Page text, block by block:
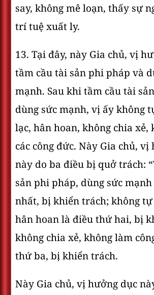
say, không mê loạn, thấy sự
trí tuệ xuất ly.
13. Tại đây, này Gia chủ, vị
tầm cầu tài sản phi pháp và
mạnh. Sau khi tầm cầu tài
dùng sức mạnh, vị ấy không
lạc, hân hoan, không chia xẻ,
các công đức. Này Gia chủ, vị
này do ba điều bị quở trách:
sản phi pháp, dùng sức
nhất, bị khiển trách; không
hân hoan là điều thứ hai, bị
không chia xẻ, không làm
thứ ba, bị khiển trách.
Này Gia chủ, vị hưởng dục